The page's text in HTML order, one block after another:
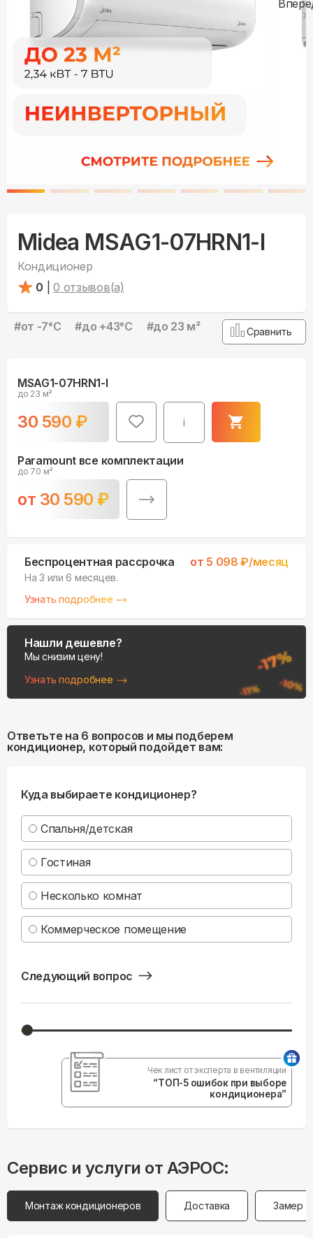
Midea MSAG1-07HRN1-I
Кондиционер
0
0 отзывов(а)
#от -7°С #до +43°С #до 23 м² Сравнить
MSAG1-07HRN1-I
до 23 м²
30 590 ₽ i
Paramount все комплектации
до 70 м²
от 30 590 ₽
Беспроцентная рассрочка от 5 098 ₽/месяц
На 3 или 6 месяцев.
Узнать подробнее
Нашли дешевле?
Мы снизим цену!
Узнать подробнее
Ответьте на 6 вопросов и мы подберем
кондиционер, который подойдет вам:
Куда выбираете кондиционер?
Спальня/детская
Гостиная
Несколько комнат
Коммерческое помещение
Следующий вопрос
Чек лист от эксперта в вентиляции
“ТОП-5 ошибок при выборе
кондиционера”
Сервис и услуги от АЭРОС:
Монтаж кондиционеров Доставка Замер